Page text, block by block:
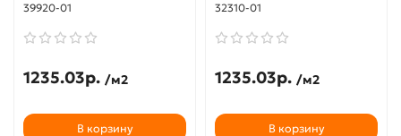
39920-01
1235.03р. /м2
В корзину
32310-01
1235.03р. /м2
В корзину